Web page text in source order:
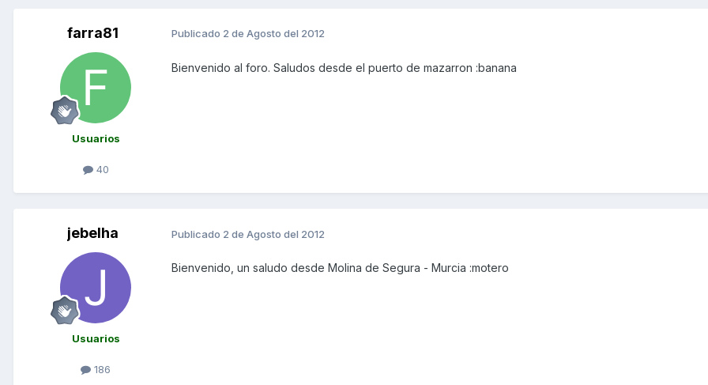
farra81
Usuarios
40
Publicado 2 de Agosto del 2012
Bienvenido al foro. Saludos desde el puerto de mazarron :banana
jebelha
Usuarios
186
Publicado 2 de Agosto del 2012
Bienvenido, un saludo desde Molina de Segura - Murcia :motero